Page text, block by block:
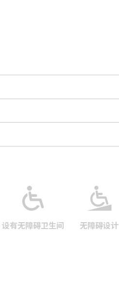
设有无障碍卫生间 无障碍设计